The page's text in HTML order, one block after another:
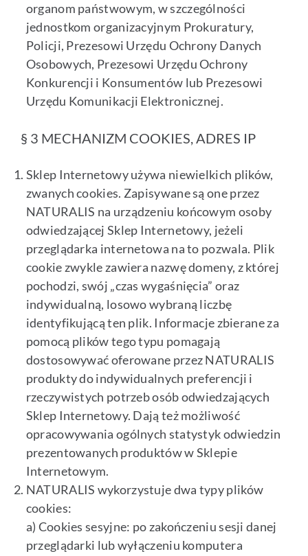
organom państwowym, w szczególności
jednostkom organizacyjnym Prokuratury,
Policji, Prezesowi Urzędu Ochrony Danych
Osobowych, Prezesowi Urzędu Ochrony
Konkurencji i Konsumentów lub Prezesowi
Urzędu Komunikacji Elektronicznej.
§ 3 MECHANIZM COOKIES, ADRES IP
Sklep Internetowy używa niewielkich plików,
zwanych cookies. Zapisywane są one przez
NATURALIS na urządzeniu końcowym osoby
odwiedzającej Sklep Internetowy, jeżeli
przeglądarka internetowa na to pozwala. Plik
cookie zwykle zawiera nazwę domeny, z której
pochodzi, swój „czas wygaśnięcia” oraz
indywidualną, losowo wybraną liczbę
identyfikującą ten plik. Informacje zbierane za
pomocą plików tego typu pomagają
dostosowywać oferowane przez NATURALIS
produkty do indywidualnych preferencji i
rzeczywistych potrzeb osób odwiedzających
Sklep Internetowy. Dają też możliwość
opracowywania ogólnych statystyk odwiedzin
prezentowanych produktów w Sklepie
Internetowym.
NATURALIS wykorzystuje dwa typy plików
cookies:
a) Cookies sesyjne: po zakończeniu sesji danej
przeglądarki lub wyłączeniu komputera